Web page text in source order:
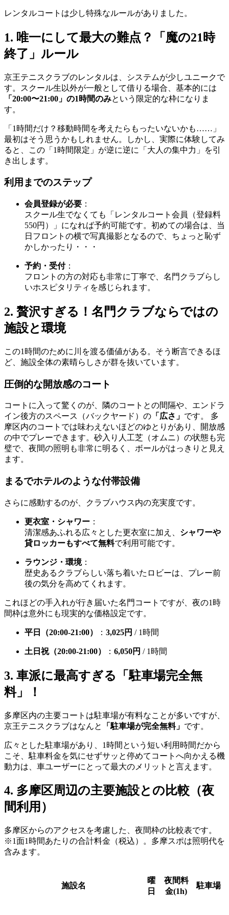
レンタルコートは少し特殊なルールがありました。
1. 唯一にして最大の難点？「魔の21時
終了」ルール
京王テニスクラブのレンタルは、システムが少しユニークで
す。スクール生以外が一般として借りる場合、基本的には
「20:00〜21:00」の1時間のみという限定的な枠になりま
す。
「1時間だけ？移動時間を考えたらもったいないかも……」
最初はそう思うかもしれません。しかし、実際に体験してみ
ると、この「1時間限定」が逆に逆に「大人の集中力」を引
き出します。
利用までのステップ
会員登録が必要 ：
スクール生でなくても「レンタルコート会員（登録料
550円）」になれば予約可能です。初めての場合は、当
日フロントの横で写真撮影となるので、ちょっと恥ず
かしかったり・・・
予約・受付：
フロントの方の対応も非常に丁寧で、名門クラブらし
いホスピタリティを感じられます。
2. 贅沢すぎる！名門クラブならではの
施設と環境
この1時間のために川を渡る価値がある。そう断言できるほ
ど、施設全体の素晴らしさが群を抜いています。
圧倒的な開放感のコート
コートに入って驚くのが、隣のコートとの間隔や、エンドラ
イン後方のスペース（バックヤード）の 「広さ」 です。 多
摩区内のコートでは味わえないほどのゆとりがあり、開放感
の中でプレーできます。砂入り人工芝（オムニ）の状態も完
璧で、夜間の照明も非常に明るく、ボールがはっきりと見え
ます。
まるでホテルのような付帯設備
さらに感動するのが、クラブハウス内の充実度です。
更衣室・シャワー ：
清潔感あふれる広々とした更衣室に加え、 シャワーや
貸ロッカーもすべて無料で利用可能です。
ラウンジ・環境：
歴史あるクラブらしい落ち着いたロビーは、プレー前
後の気分を高めてくれます。
これほどの手入れが行き届いた名門コートですが、夜の1時
間枠は意外にも現実的な価格設定です。
平日（20:00-21:00） ： 3,025円 / 1時間
土日祝（20:00-21:00） ： 6,050円 / 1時間
3. 車派に最高すぎる「駐車場完全無
料」！
多摩区内の主要コートは駐車場が有料なことが多いですが、
京王テニスクラブはなんと
「駐車場が完全無料」 です。
広々とした駐車場があり、1時間という短い利用時間だから
こそ、駐車料金を気にせずサッと停めてコートへ向かえる機
動力は、車ユーザーにとって最大のメリットと言えます。
4. 多摩区周辺の主要施設との比較（夜
間利用）
多摩区からのアクセスを考慮した、夜間枠の比較表です。
※1面1時間あたりの合計料金（税込）。多摩スポは照明代を
含みます。
施設名
曜
日
夜間料
金(1h)
駐車場